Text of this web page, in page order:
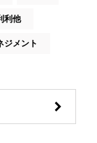
利他
ジメント